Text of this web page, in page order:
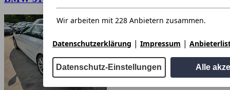
Wir arbeiten mit 228 Anbietern zusammen.
Datenschutzerklärung | Impressum |
Datenschutz-Einstellungen Alle